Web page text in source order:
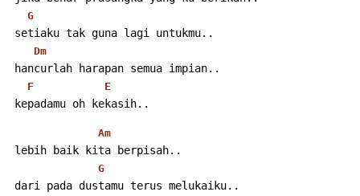
G
setiaku tak guna lagi untukmu..
Dm
hancurlah harapan semua impian..
F E
kepadamu oh kekasih..
Am
lebih baik kita berpisah..
G
dari pada dustamu terus melukaiku..